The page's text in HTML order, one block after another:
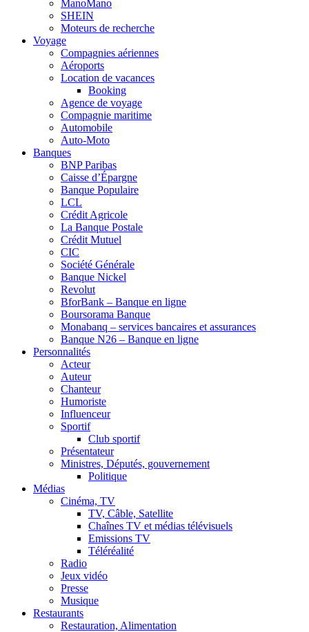
ManoMano
SHEIN
Moteurs de recherche
Voyage
Compagnies aériennes
Aéroports
Location de vacances
Booking
Agence de voyage
Compagnie maritime
Automobile
Auto-Moto
Banques
BNP Paribas
Caisse d’Épargne
Banque Populaire
LCL
Crédit Agricole
La Banque Postale
Crédit Mutuel
CIC
Société Générale
Banque Nickel
Revolut
BforBank – Banque en ligne
Boursorama Banque
Monabanq – services bancaires et assurances
Banque N26 – Banque en ligne
Personnalités
Acteur
Auteur
Chanteur
Humoriste
Influenceur
Sportif
Club sportif
Présentateur
Ministres, Députés, gouvernement
Politique
Médias
Cinéma, TV
TV, Câble, Satellite
Chaînes TV et médias télévisuels
Emissions TV
Téléréalité
Radio
Jeux vidéo
Presse
Musique
Restaurants
Restauration, Alimentation